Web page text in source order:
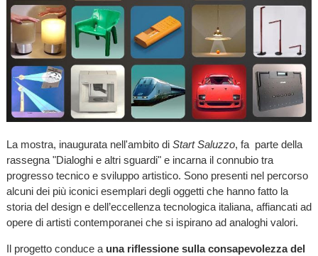
La mostra, inaugurata nell'ambito di Start Saluzzo, fa parte della
rassegna "Dialoghi e altri sguardi" e incarna il connubio tra
progresso tecnico e sviluppo artistico. Sono presenti nel percorso
alcuni dei più iconici esemplari degli oggetti che hanno fatto la
storia del design e dell’eccellenza tecnologica italiana, affiancati ad
opere di artisti contemporanei che si ispirano ad analoghi valori.
Il progetto conduce a una riflessione sulla consapevolezza del